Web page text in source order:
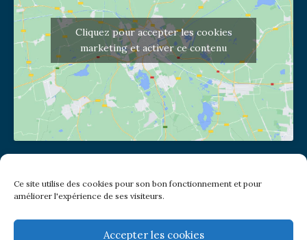
Ce site utilise des cookies pour son bon fonctionnement et pour
améliorer l'expérience de ses visiteurs.
Accepter les cookies
Cliquez pour accepter les cookies
marketing et activer ce contenu
(pas de courrier à cette adresse)
2 place Jules Joffrin - 75018
Metro: Jules Joffrin ou Simplon
Bus : Mairie du XVIII